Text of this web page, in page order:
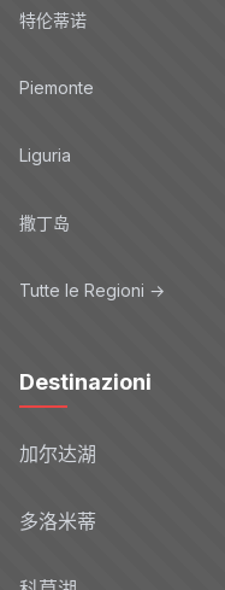
特伦蒂诺
Piemonte
Liguria
撒丁岛
Tutte le Regioni →
Destinazioni
加尔达湖
多洛米蒂